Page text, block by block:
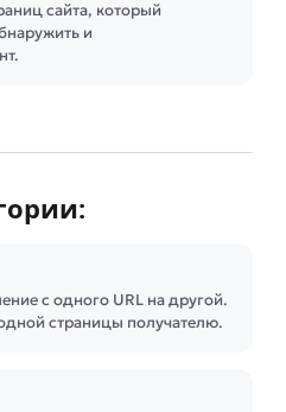
сайта, который
и
с одного URL на другой.
страницы получателю.